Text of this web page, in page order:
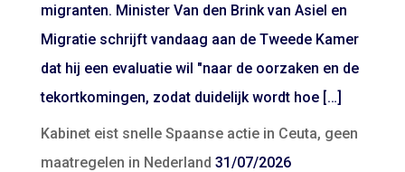
migranten. Minister Van den Brink van Asiel en
Migratie schrijft vandaag aan de Tweede Kamer
dat hij een evaluatie wil "naar de oorzaken en de
tekortkomingen, zodat duidelijk wordt hoe […]
Kabinet eist snelle Spaanse actie in Ceuta, geen
maatregelen in Nederland 31/07/2026